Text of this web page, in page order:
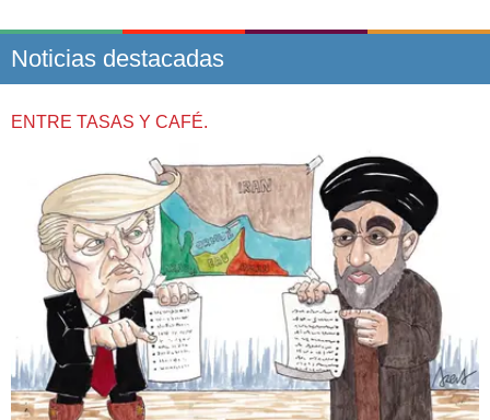
Noticias destacadas
ENTRE TASAS Y CAFÉ.